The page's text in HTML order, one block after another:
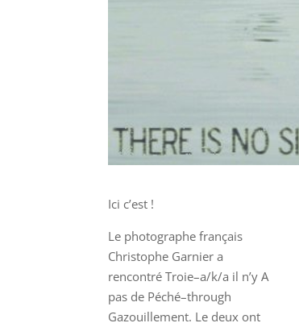
Ici c’est !
Le photographe français
Christophe Garnier a
rencontré Troie–a/k/a il n’y A
pas de Péché–through
Gazouillement. Le deux ont